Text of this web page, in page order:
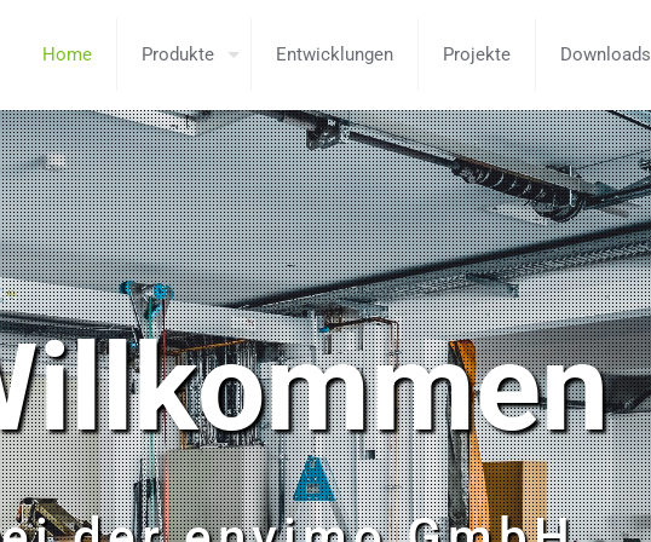
Home Produkte Entwicklungen Projekte Downloads